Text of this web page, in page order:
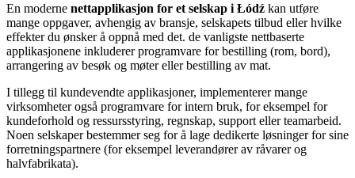
En moderne nettapplikasjon for et selskap i Łódź kan utføre
mange oppgaver, avhengig av bransje, selskapets tilbud eller hvilke
effekter du ønsker å oppnå med det. de vanligste nettbaserte
applikasjonene inkluderer programvare for bestilling (rom, bord),
arrangering av besøk og møter eller bestilling av mat.
I tillegg til kundevendte applikasjoner, implementerer mange
virksomheter også programvare for intern bruk, for eksempel for
kundeforhold og ressursstyring, regnskap, support eller teamarbeid.
Noen selskaper bestemmer seg for å lage dedikerte løsninger for sine
forretningspartnere (for eksempel leverandører av råvarer og
halvfabrikata).